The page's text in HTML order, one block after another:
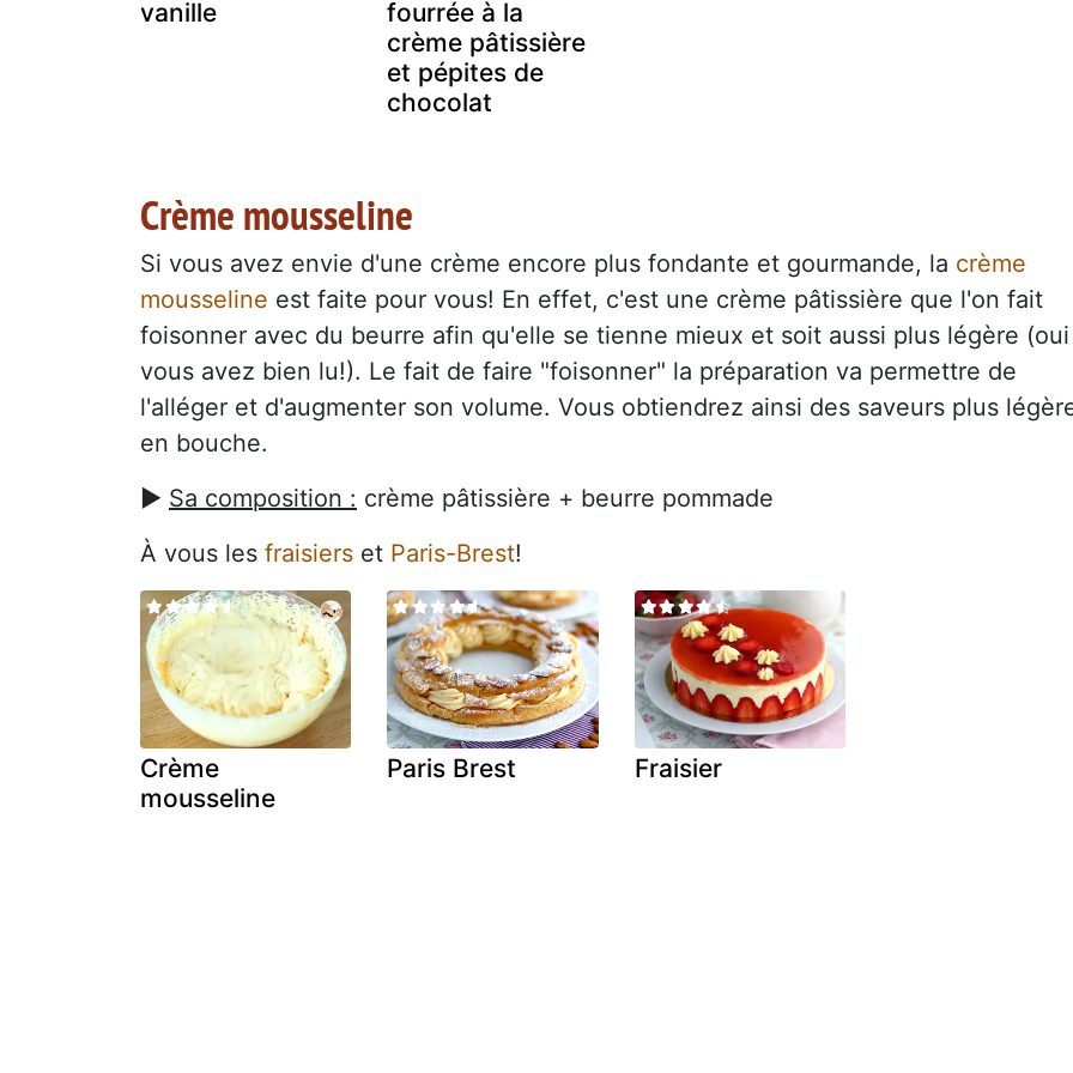
vanille
fourrée à la
crème pâtissière
et pépites de
chocolat
Crème mousseline
Si vous avez envie d'une crème encore plus fondante et gourmande, la crème
mousseline est faite pour vous! En effet, c'est une crème pâtissière que l'on fait
foisonner avec du beurre afin qu'elle se tienne mieux et soit aussi plus légère (oui
vous avez bien lu!). Le fait de faire "foisonner" la préparation va permettre de
l'alléger et d'augmenter son volume. Vous obtiendrez ainsi des saveurs plus
en bouche.
► Sa composition : crème pâtissière + beurre pommade
À vous les fraisiers et Paris-Brest!
Crème
mousseline
Paris Brest Fraisier